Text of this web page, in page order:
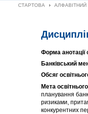
СТАРТОВА › АЛФАВІТНИЙ
Форма анотації
Банківський
Обсяг
Мета
планування
ризиками,
конкурентних